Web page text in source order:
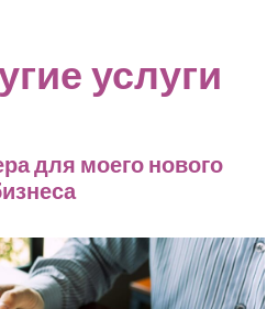
услуги
для моего нового